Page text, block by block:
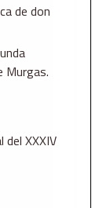
de don
Murgas.
del XXXIV